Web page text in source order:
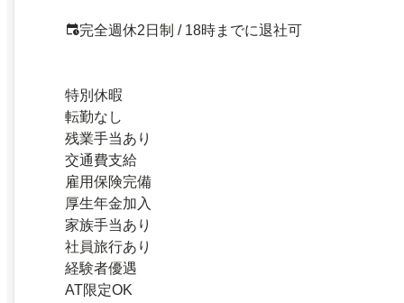
完全週休2日制 / 18時までに退社可
特別休暇
転勤なし
残業手当あり
交通費支給
雇用保険完備
厚生年金加入
家族手当あり
社員旅行あり
経験者優遇
AT限定OK